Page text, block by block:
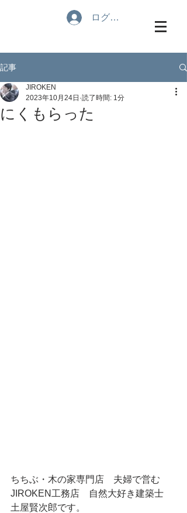
ログイン
記事
にくもらった
JIROKEN
2023年10月24日 読了時間: 1分
ちちぶ・木の家専門店　夫婦で営む
JIROKEN工務店　自然大好き建築士
土屋賢次郎です。